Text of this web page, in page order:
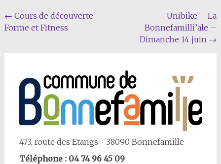
Navigation
Article
← Cours de découverte –
Forme et Fitness
Unibike – La
Bonnefamilli’ale –
Dimanche 14 juin →
473, route des Etangs - 38090 Bonnefamille
Téléphone : 04 74 96 45 09